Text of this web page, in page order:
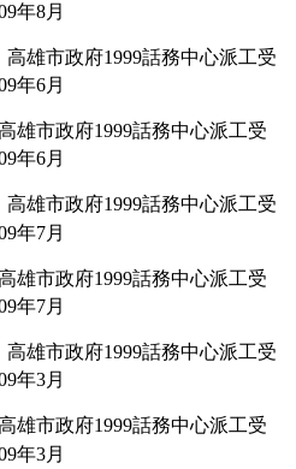
年8月
高雄市政府1999話務中心派工受
年6月
雄市政府1999話務中心派工受
年6月
高雄市政府1999話務中心派工受
年7月
雄市政府1999話務中心派工受
年7月
高雄市政府1999話務中心派工受
年3月
高雄市政府1999話務中心派工受
年3月